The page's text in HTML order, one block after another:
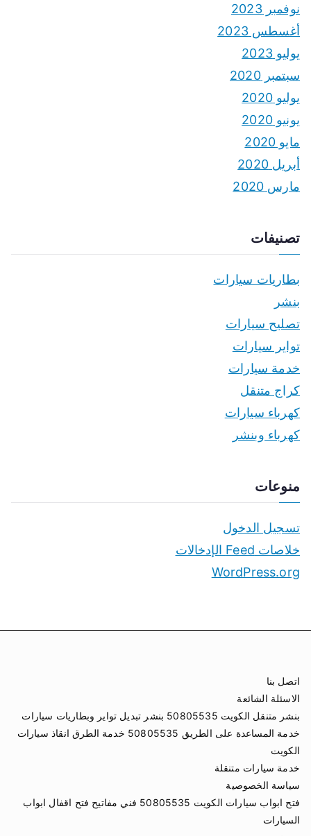
نوفمبر 2023
أغسطس 2023
يوليو 2023
سبتمبر 2020
يوليو 2020
يونيو 2020
مايو 2020
أبريل 2020
مارس 2020
تصنيفات
بطاريات سيارات
بنشر
تصليح سيارات
تواير سيارات
خدمة سيارات
كراج متنقل
كهرباء سيارات
كهرباء وبنشر
منوعات
تسجيل الدخول
خلاصات Feed الإدخالات
WordPress.org
اتصل بنا
الاسئلة الشائعة
بنشر متنقل الكويت 50805535 بنشر تبديل تواير وبطاريات سيارات
خدمة المساعدة على الطريق 50805535 خدمة الطرق انقاذ سيارات
الكويت
خدمة سيارات متنقلة
سياسة الخصوصية
فتح ابواب سيارات الكويت 50805535 فني مفاتيح فتح اقفال ابواب
السيارات